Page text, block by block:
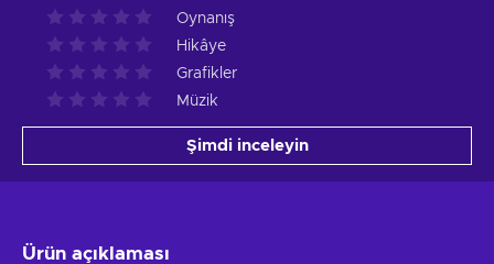
Oynanış
Hikâye
Grafikler
Müzik
Şimdi inceleyin
Ürün açıklaması